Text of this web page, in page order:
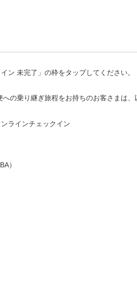
ン 未完了」の枠をタップしてください。
の乗り継ぎ旅程をお持ちのお客さまは
ラインチェックイン
）